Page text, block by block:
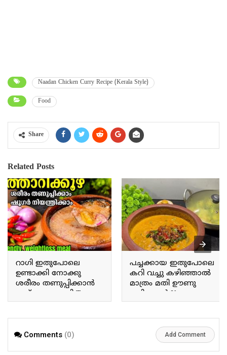
Naadan Chicken Curry Recipe (Kerala Style)
Food
Share
Related Posts
റാഗി ഇതുപോലെ
ഉണ്ടാക്കി നോക്കു
ശരീരം തണുപ്പിക്കാൻ
ഇത് മാത്രം മതി Try
making ragi this way; this
പച്ചക്കായ ഇതുപോലെ
കറി വച്ചു കഴിഞ്ഞാൽ
മാത്രം മതി ഊണു
കഴിക്കാൻ If you prepare
a curry with raw plantains
enough for a meal.
Comments (0) Add Comment